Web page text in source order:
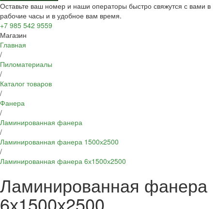
Оставьте ваш номер и наши операторы быстро свяжутся с вами в
рабочие часы и в удобное вам время.
+7 985 542 9559
Магазин
Главная
/
Пиломатериалы
/
Каталог товаров
/
Фанера
/
Ламинированная фанера
/
Ламинированная фанера 1500х2500
/
Ламинированная фанера 6х1500х2500
Ламинированная фанера
6х1500х2500